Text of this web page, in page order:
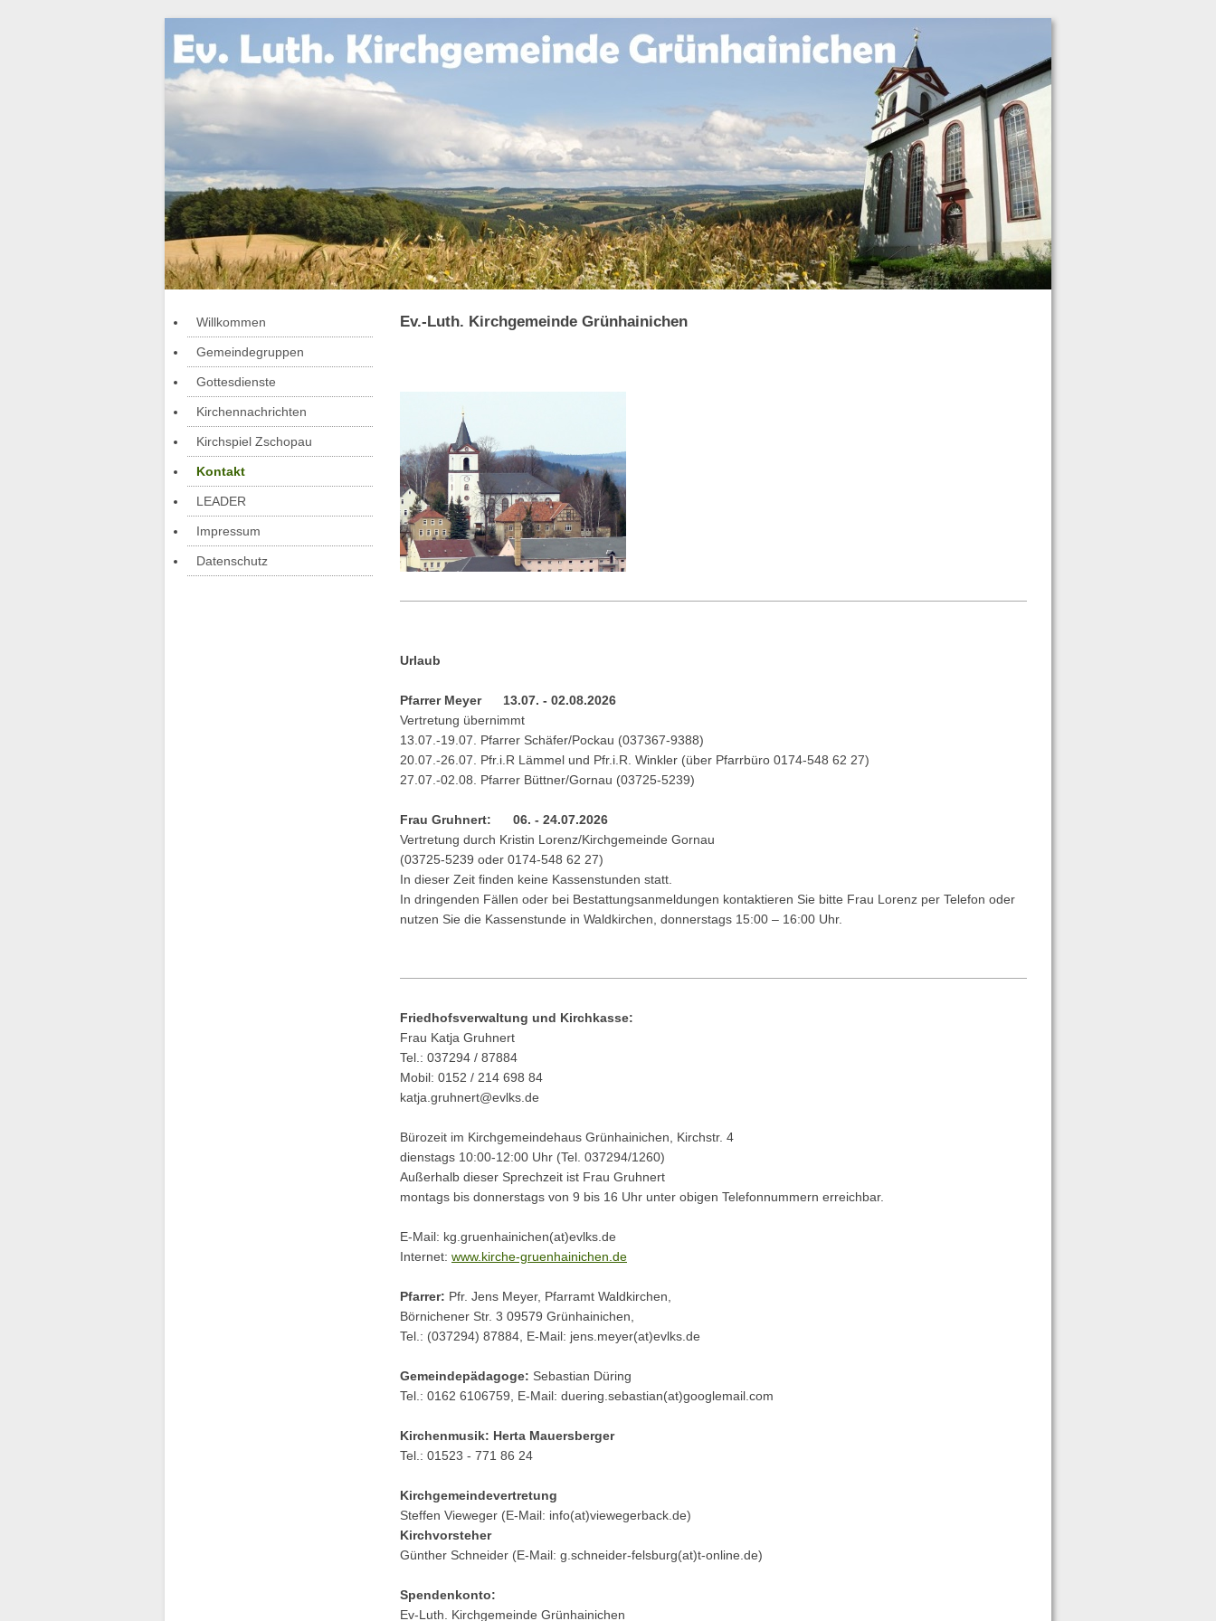
Willkommen
Gemeindegruppen
Gottesdienste
Kirchennachrichten
Kirchspiel Zschopau
Kontakt
LEADER
Impressum
Datenschutz
Ev.-Luth. Kirchgemeinde Grünhainichen
Urlaub
Pfarrer Meyer 13.07. - 02.08.2026
Vertretung übernimmt
13.07.-19.07. Pfarrer Schäfer/Pockau (037367-9388)
20.07.-26.07. Pfr.i.R Lämmel und Pfr.i.R. Winkler (über Pfarrbüro 0174-548 62 27)
27.07.-02.08. Pfarrer Büttner/Gornau (03725-5239)
Frau Gruhnert: 06. - 24.07.2026
Vertretung durch Kristin Lorenz/Kirchgemeinde Gornau
(03725-5239 oder 0174-548 62 27)
In dieser Zeit finden keine Kassenstunden statt.
In dringenden Fällen oder bei Bestattungsanmeldungen kontaktieren Sie bitte Frau Lorenz per Telefon oder
nutzen Sie die Kassenstunde in Waldkirchen, donnerstags 15:00 – 16:00 Uhr.
Friedhofsverwaltung und Kirchkasse:
Frau Katja Gruhnert
Tel.: 037294 / 87884
Mobil: 0152 / 214 698 84
katja.gruhnert@evlks.de
Bürozeit im Kirchgemeindehaus Grünhainichen, Kirchstr. 4
dienstags 10:00-12:00 Uhr (Tel. 037294/1260)
Außerhalb dieser Sprechzeit ist Frau Gruhnert
montags bis donnerstags von 9 bis 16 Uhr unter obigen Telefonnummern erreichbar.
E-Mail: kg.gruenhainichen(at)evlks.de
Internet: www.kirche-gruenhainichen.de
Pfarrer: Pfr. Jens Meyer, Pfarramt Waldkirchen,
Börnichener Str. 3 09579 Grünhainichen,
Tel.: (037294) 87884, E-Mail: jens.meyer(at)evlks.de
Gemeindepädagoge: Sebastian Düring
Tel.: 0162 6106759, E-Mail: duering.sebastian(at)googlemail.com
Kirchenmusik: Herta Mauersberger
Tel.: 01523 - 771 86 24
Kirchgemeindevertretung
Steffen Vieweger (E-Mail: info(at)viewegerback.de)
Kirchvorsteher
Günther Schneider (E-Mail: g.schneider-felsburg(at)t-online.de)
Spendenkonto:
Ev-Luth. Kirchgemeinde Grünhainichen